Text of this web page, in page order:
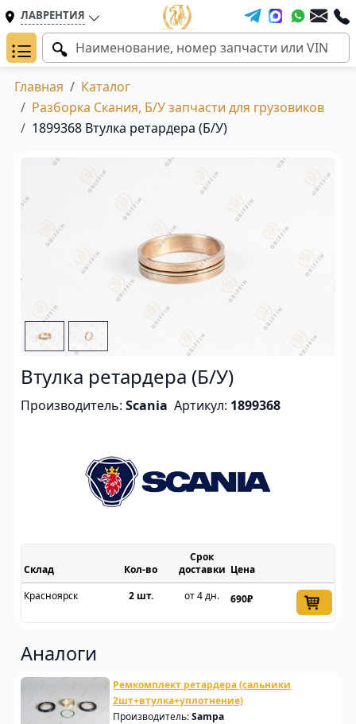
ЛАВРЕНТИЯ
Главная
Каталог
Разборка Скания, Б/У запчасти для грузовиков
1899368 Втулка ретардера (Б/У)
Втулка ретардера (Б/У)
Производитель: Scania Артикул: 1899368
Склад
Срок
доставки Цена
Красноярск
2 шт. от 4 дн. 690₽
Аналоги
Ремкомплект ретардера (сальники
2шт+втулка+уплотнение)
Производитель:Sampa